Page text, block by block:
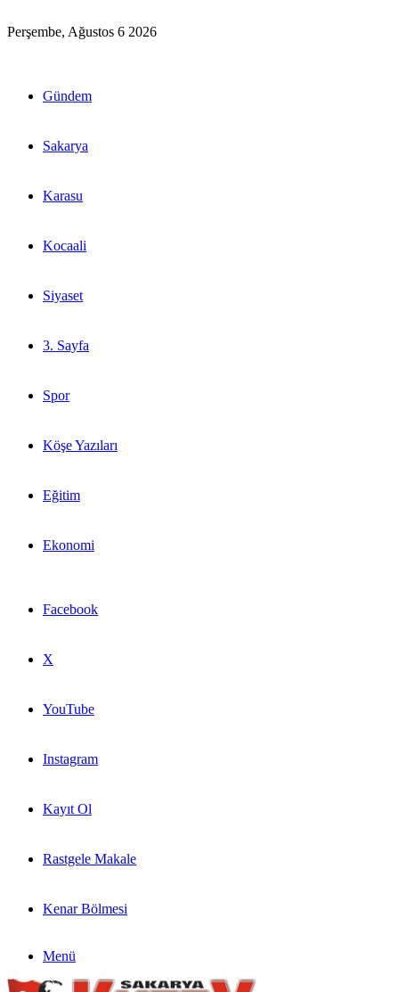
Perşembe, Ağustos 6 2026
Gündem
Sakarya
Karasu
Kocaali
Siyaset
3. Sayfa
Spor
Köşe Yazıları
Eğitim
Ekonomi
Facebook
X
YouTube
Instagram
Kayıt Ol
Rastgele Makale
Kenar Bölmesi
Menü